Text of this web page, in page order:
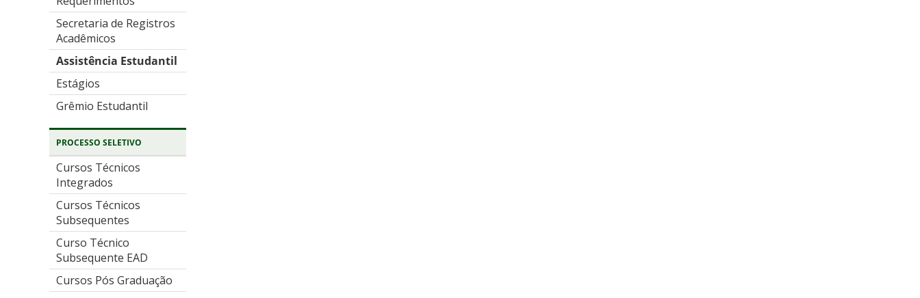
Secretaria de Registros
Acadêmicos
Assistência Estudantil
Estágios
Grêmio Estudantil
PROCESSO SELETIVO
Cursos Técnicos
Integrados
Cursos Técnicos
Subsequentes
Curso Técnico
Subsequente EAD
Cursos Pós Graduação